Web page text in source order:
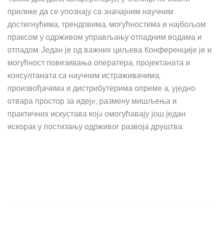
прилике да се упознају са значајним научним
достигнућима, трендовима, могућностима и најбољом
праксом у одрживом управљању отпадним водама и
отпадом. Један је од важних циљева Конференције је и
могућност повезивања оператера, пројектаната и
консултаната са научним истраживачима,
произвођачима и дистрибутерима опреме а, уједно
отвара простор за идејe, размену мишљења и
практичних искустава којa омогућавају још један
искорак у постизању одрживог развоја друштва.